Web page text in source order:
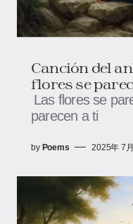
Canción del
flores se
Las flores se
parecen a ti
by Poems 2025年 7